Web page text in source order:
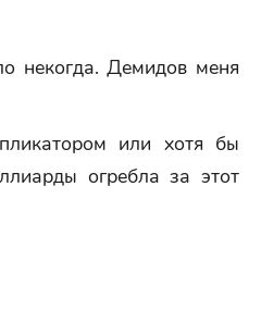
некогда. Демидов меня
или хотя бы
огребла за этот